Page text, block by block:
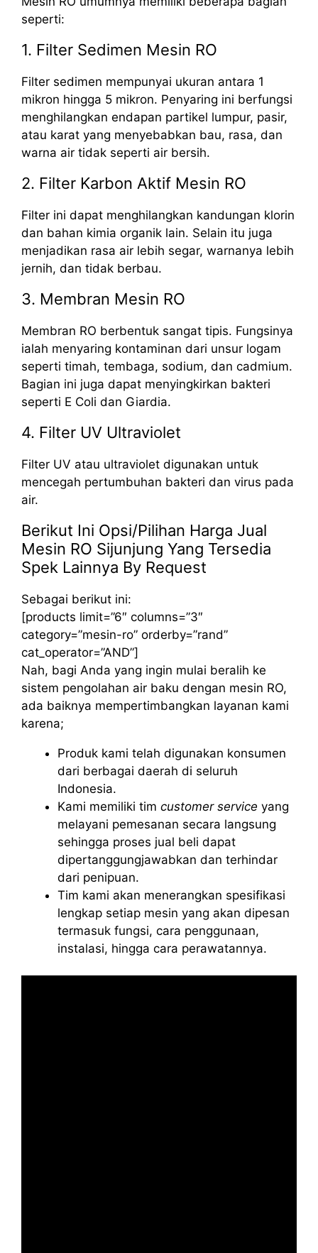
seperti:
1. Filter Sedimen Mesin RO
Filter sedimen mempunyai ukuran antara 1
mikron hingga 5 mikron. Penyaring ini berfungsi
menghilangkan endapan partikel lumpur, pasir,
atau karat yang menyebabkan bau, rasa, dan
warna air tidak seperti air bersih.
2. Filter Karbon Aktif Mesin RO
Filter ini dapat menghilangkan kandungan klorin
dan bahan kimia organik lain. Selain itu juga
menjadikan rasa air lebih segar, warnanya lebih
jernih, dan tidak berbau.
3. Membran Mesin RO
Membran RO berbentuk sangat tipis. Fungsinya
ialah menyaring kontaminan dari unsur logam
seperti timah, tembaga, sodium, dan cadmium.
Bagian ini juga dapat menyingkirkan bakteri
seperti E Coli dan Giardia.
4. Filter UV Ultraviolet
Filter UV atau ultraviolet digunakan untuk
mencegah pertumbuhan bakteri dan virus pada
air.
Berikut Ini Opsi/Pilihan Harga Jual
Mesin RO Sijunjung Yang Tersedia
Spek Lainnya By Request
Sebagai berikut ini:
[products limit=”6″ columns=”3″
category=”mesin-ro” orderby=”rand”
cat_operator=”AND”]
Nah, bagi Anda yang ingin mulai beralih ke
sistem pengolahan air baku dengan mesin RO,
ada baiknya mempertimbangkan layanan kami
karena;
Produk kami telah digunakan konsumen
dari berbagai daerah di seluruh
Indonesia.
Kami memiliki tim customer service yang
melayani pemesanan secara langsung
sehingga proses jual beli dapat
dipertanggungjawabkan dan terhindar
dari penipuan.
Tim kami akan menerangkan spesifikasi
lengkap setiap mesin yang akan dipesan
termasuk fungsi, cara penggunaan,
instalasi, hingga cara perawatannya.